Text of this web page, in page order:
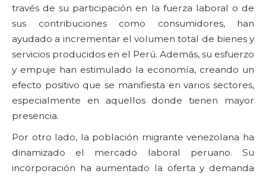
través de su participación en la fuerza laboral o de
sus contribuciones como consumidores, han
ayudado a incrementar el volumen total de bienes y
servicios producidos en el Perú. Además, su esfuerzo
y empuje han estimulado la economía, creando un
efecto positivo que se manifiesta en varios sectores,
especialmente en aquellos donde tienen mayor
presencia.
Por otro lado, la población migrante venezolana ha
dinamizado el mercado laboral peruano. Su
incorporación ha aumentado la oferta y demanda